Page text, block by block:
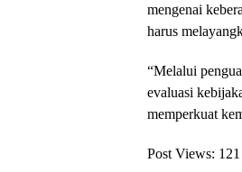
mengenai
harus
“Melalui
evaluasi
memperkuat
Post Views: 121